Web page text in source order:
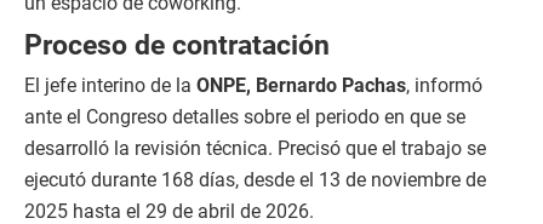
Proceso de contratación
El jefe interino de la ONPE, Bernardo Pachas, informó
ante el Congreso detalles sobre el periodo en que se
desarrolló la revisión técnica. Precisó que el trabajo se
ejecutó durante 168 días, desde el 13 de noviembre de
2025 hasta el 29 de abril de 2026.